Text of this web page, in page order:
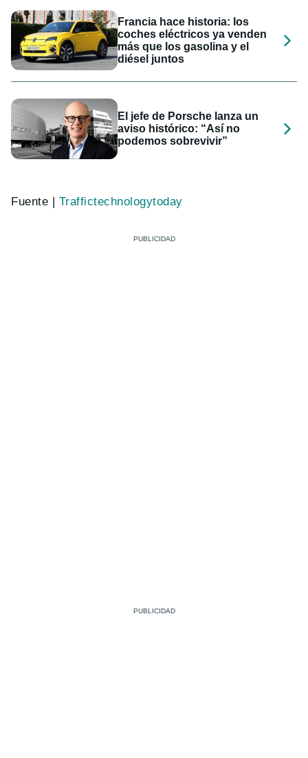
Francia hace historia: los
coches eléctricos ya venden
más que los gasolina y el
diésel juntos
El jefe de Porsche lanza un
aviso histórico: “Así no
podemos sobrevivir”
Fuente | Traffictechnologytoday